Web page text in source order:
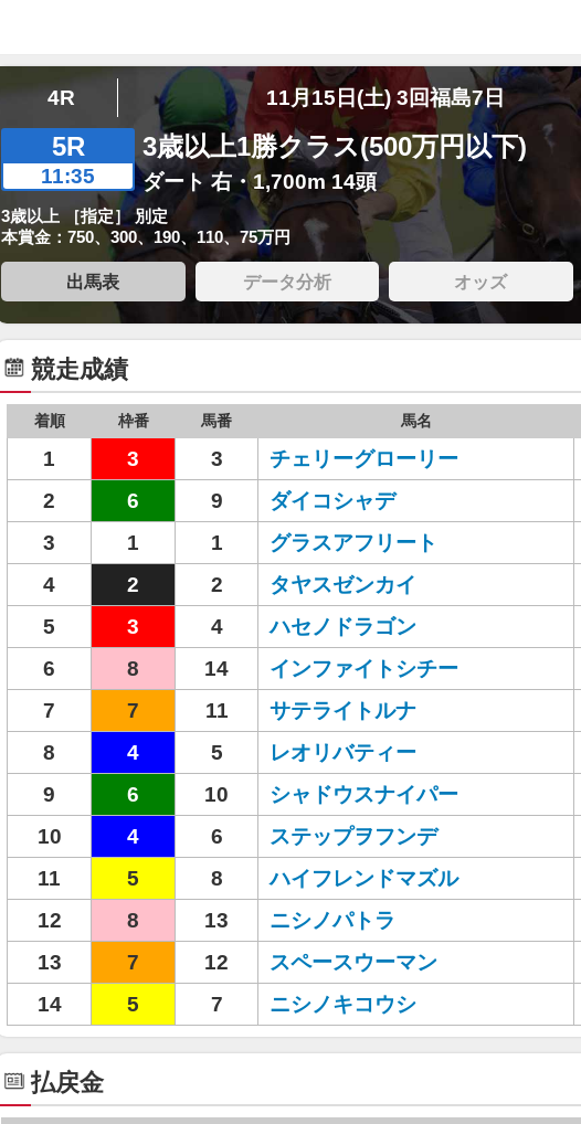
4R 11月15日(土) 3回福島7日
5R
11:35
3歳以上1勝クラス(500万円以下)
ダート 右・1,700m 14頭
3歳以上 ［指定］ 別定
本賞金：750、300、190、110、75万円
出馬表 データ分析 オッズ
競走成績
着順 枠番 馬番 馬名
1 3 3 チェリーグローリー
2
6 9 ダイコシャデ
3
1 1 グラスアフリート
4
2 2 タヤスゼンカイ
5
3 4 ハセノドラゴン
6
8 14 インファイトシチー
7
7 11 サテライトルナ
8
4 5 レオリバティー
9
6 10 シャドウスナイパー
10
4 6 ステップヲフンデ
11
5 8 ハイフレンドマズル
12
8 13 ニシノパトラ
13
7 12 スペースウーマン
14
5 7 ニシノキコウシ
払戻金